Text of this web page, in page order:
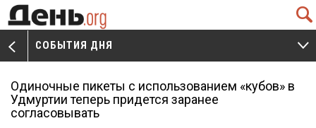
Q
V
СОБЫТИЯ ДНЯ
W
Одиночные пикеты с использованием «кубов» в
Удмуртии теперь придется заранее
согласовывать